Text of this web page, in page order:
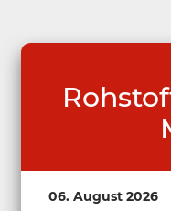
06. August 2026